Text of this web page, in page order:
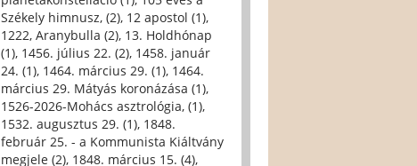
Székely himnusz, (2), 12 apostol (1),
1222, Aranybulla (2), 13. Holdhónap
(1), 1456. július 22. (2), 1458. január
24. (1), 1464. március 29. (1), 1464.
március 29. Mátyás koronázása (1),
1526-2026-Mohács asztrológia, (1),
1532. augusztus 29. (1), 1848.
február 25. - a Kommunista Kiáltvány
megjele (2), 1848. március 15. (4),